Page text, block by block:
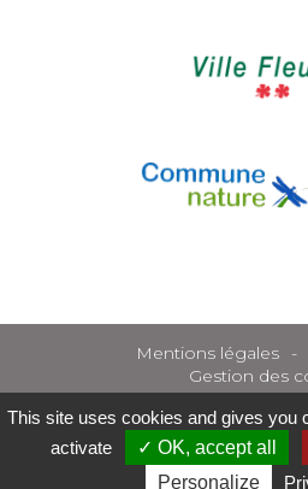
Mentions légales
Gestion des
This site uses cookies and gives you
activate
OK, accept all
Personalize